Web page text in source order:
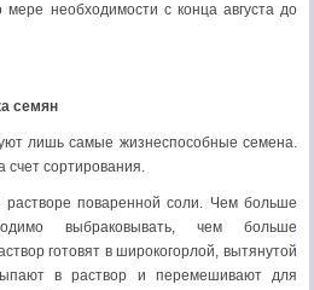
необходимости с конца августа до
семян
лишь самые жизнеспособные семена.
сортирования.
растворе поваренной соли. Чем больше
выбраковывать, чем больше
готовят в широкогорлой, вытянутой
в раствор и перемешивают для